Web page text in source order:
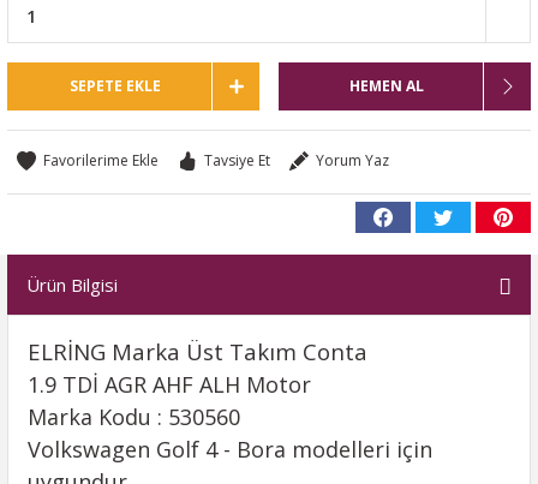
SEPETE EKLE HEMEN AL
Tavsiye Et Yorum Yaz
Ürün Bilgisi
ELRİNG Marka Üst Takım Conta
1.9 TDİ AGR AHF ALH Motor
Marka Kodu : 530560
Volkswagen Golf 4 - Bora modelleri için